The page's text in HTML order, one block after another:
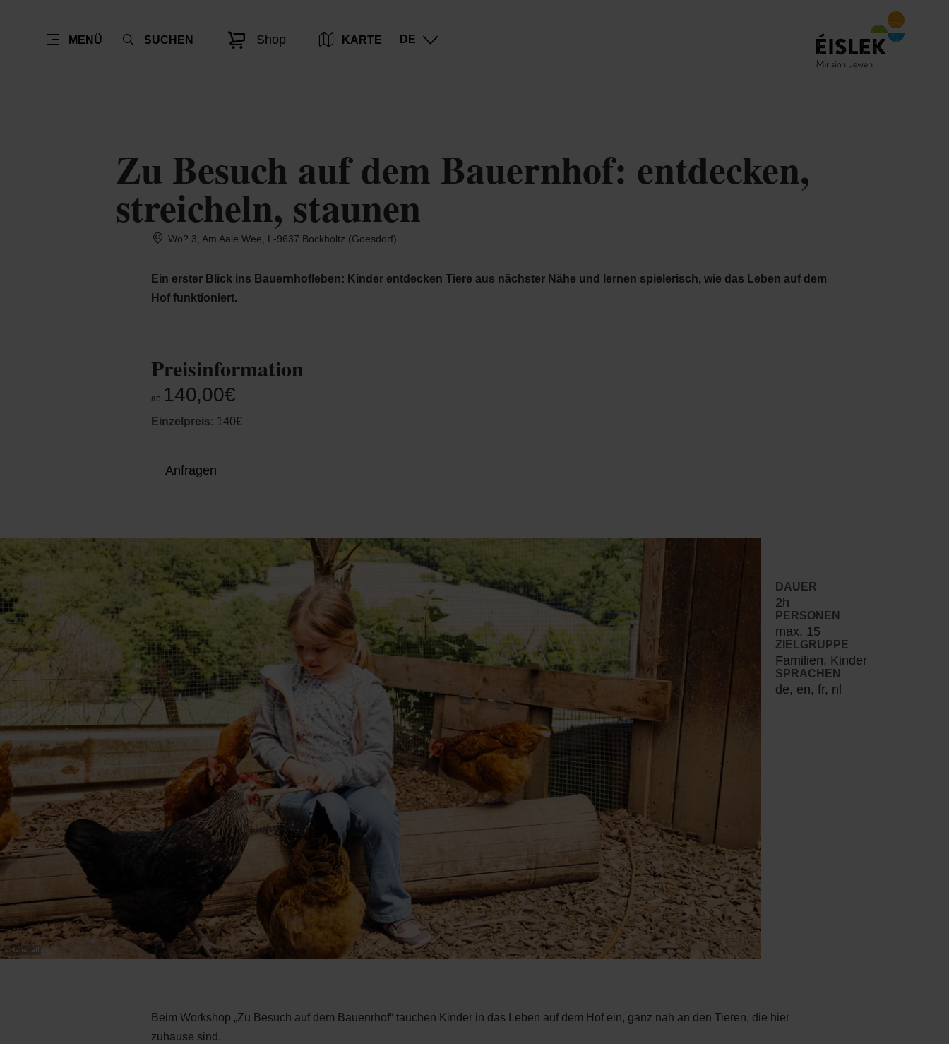
MENÜ SUCHEN Shop KARTE DE
Zu Besuch auf dem Bauernhof: entdecken,
streicheln, staunen
Wo? 3, Am Aale Wee, L-9637 Bockholtz (Goesdorf)
Ein erster Blick ins Bauernhofleben: Kinder entdecken Tiere aus nächster Nähe und lernen spielerisch, wie das Leben auf dem
Hof funktioniert.
Preisinformation
ab 140,00€
Einzelpreis: 140€
Anfragen
©Hanshaff
DAUER
2h
PERSONEN
max. 15
ZIELGRUPPE
Familien, Kinder
SPRACHEN
de, en, fr, nl
Beim Workshop „Zu Besuch auf dem Bauenrhof“ tauchen Kinder in das Leben auf dem Hof ein, ganz nah an den Tieren, die hier
zuhause sind.